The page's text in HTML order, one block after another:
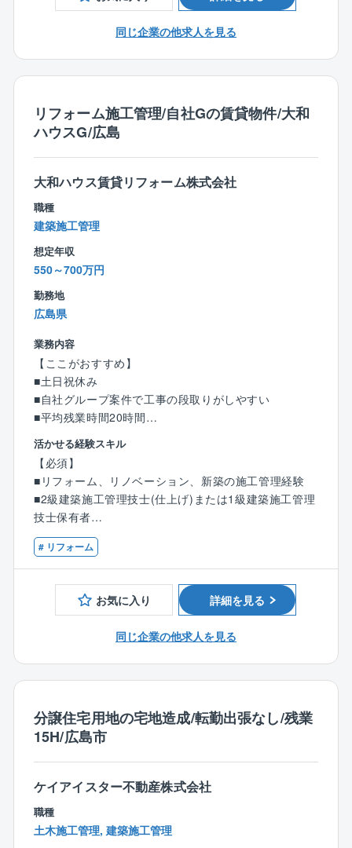
度/在宅勤務を活用して働くことが可能です！
住友林業グループである同社にて、施工図作成担当と
して下記業務を担当していただきます。
■意匠図（配置図、1階平面図、2階平面図、立面図、矩
計図、展開図等）：お客様と住友林業の設計担当が打
■構造図（基礎伏図、床伏図、小屋伏図、母屋伏図、床
パネル図、金物図等）：前工程で作成した意匠図を元
に構造図を作成します。
【組織構成】
同社は7割～8割が中途社員であり、新卒・中途問わず
非常に働きやすい組織風土が整っております。
■年間休日121日で、リフレッシュ休暇やノー残業デー
等働きやすい環境が整っていることもあり、社員の定
着率が非常に高いのが大きな特徴です。
■業務に慣れていただいた後は、業務状況に応じて週２
日程度リモートワーク（在宅勤務）を活用している社
員もいます。育児短時間勤務も可能となります。
■フレックス制度もあり柔軟な働き方が可能です。
■転勤の有無についてもコースが選択できます。
■月1回必ず指定休日を取得する制度がございます。
■木造注文住宅で国内トップクラスの実績を持つ大手ハ
ウスメーカーグループの一員として、木造住宅の設
計、生産支援を行う総合コンサルティング会社です。
高い技術力で木造建築物の品質を支え、お客様に「安
心/安全」を提供しています。
■敷地や地盤の調査から実施計画図の作成、積算、申請
児支援をはじめ、女性をサポートする制度が充実して
います。
こうした制度を利用しながら、多くの女性社員が活躍
しています。
同じ企業の他求人を見る
リフォーム施工管理/自社Gの賃貸物件/大和
ハウスG/広島
大和ハウス賃貸リフォーム株式会社
職種
建築施工管理
想定年収
550～700万円
勤務地
広島県
業務内容
【ここがおすすめ】
■土日祝休み
■自社グループ案件で工事の段取りがしやすい
■平均残業時間20時間
■フレックスタイム制のため、自身の予定や業務量に合
わせ働くことができます。
【業務内容】
広島市の営業所にて賃貸アパート等の改修・改築のリ
フォーム工事における施工管理業務を担当していただ
きます。
同社のリフォームは主に外壁工事を中心としておりま
【具体的には】
■顧客、管理会社、入居者との打ち合わせ
■その他付随する業務
【キャリア選択肢について】
■以下のキャリアを選択していただきます。
●全国総合職
●エリア限定職（関東・東北・北陸等）
活かせる経験スキル
【必須】
■リフォーム、リノベーション、新築の施工管理経験
■2級建築施工管理技士(仕上げ)または1級建築施工管理
技士保有者
■普通自動車運転免許 (マイカー通勤となります)
【歓迎】
■電気工事施工管理技士 保有者
■管工事施工管理技技士 保有者
# リフォーム
お気に入り 詳細を見る
同じ企業の他求人を見る
分譲住宅用地の宅地造成/転勤出張なし/残業
15H/広島市
ケイアイスター不動産株式会社
職種
土木施工管理, 建築施工管理